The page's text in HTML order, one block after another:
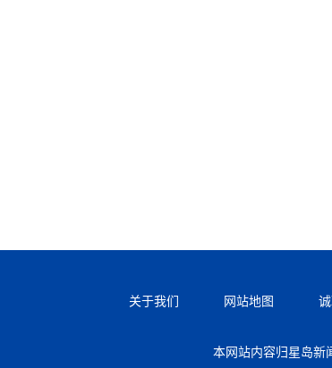
关于我们 网站地图
本网站内容归星岛新